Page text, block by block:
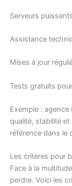
Serveurs
Assistance
Mises à jour
Tests gratuits
Exemple :
qualité, stabilité
référence dans le
Les critères pour
Face à la
perdre. Voici les